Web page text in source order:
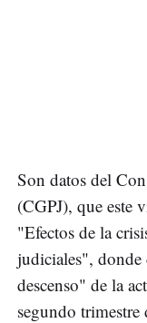
Son datos del
(CGPJ), que este
"Efectos de la
judiciales", donde
descenso" de la
segundo trimestre